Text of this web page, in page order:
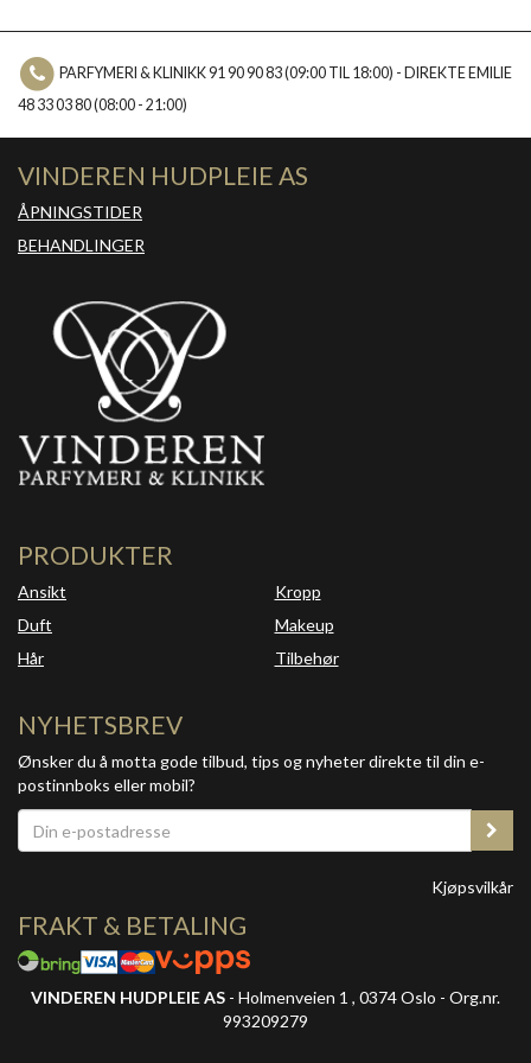
PARFYMERI & KLINIKK 91 90 90 83 (09:00 TIL 18:00) - DIREKTE EMILIE
48 33 03 80 (08:00 - 21:00)
VINDEREN HUDPLEIE AS
ÅPNINGSTIDER
BEHANDLINGER
PRODUKTER
Ansikt
Duft
Hår
Kropp
Makeup
Tilbehør
NYHETSBREV
Ønsker du å motta gode tilbud, tips og nyheter direkte til din e-
postinnboks eller mobil?
Kjøpsvilkår
FRAKT & BETALING
VINDEREN HUDPLEIE AS - Holmenveien 1 , 0374 Oslo - Org.nr.
993209279